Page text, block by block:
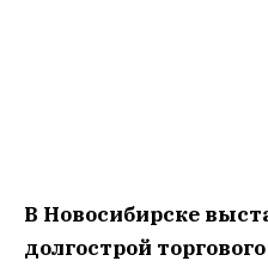
В Новосибирске
долгострой